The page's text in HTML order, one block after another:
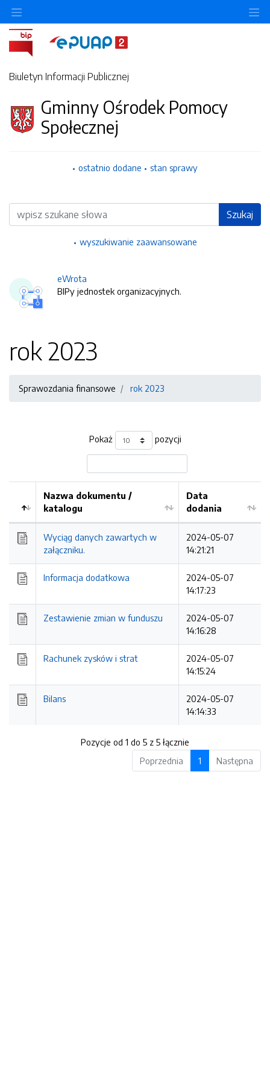
Biuletyn Informacji Publicznej
Gminny Ośrodek Pomocy
Społecznej
ostatnio dodane stan sprawy
Wyszukiwarka Szukaj
wyszukiwanie zaawansowane
eWrota
BIPy jednostek organizacyjnych.
rok 2023
Sprawozdania finansowe rok 2023
Pokaż pozycji
Kolejność
Nazwa dokumentu /
katalogu
Data
dodania
Wyciąg danych zawartych w
załączniku.
2024-05-07
14:21:21
Informacja dodatkowa
2024-05-07
14:17:23
Zestawienie zmian w funduszu
2024-05-07
14:16:28
Rachunek zysków i strat
2024-05-07
14:15:24
Bilans
2024-05-07
14:14:33
Pozycje od 1 do 5 z 5 łącznie
Poprzednia
1 Następna